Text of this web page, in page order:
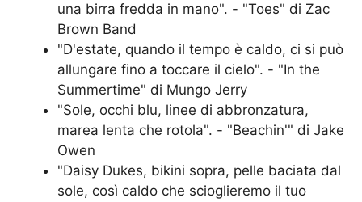
una birra fredda in mano". - "Toes" di Zac
Brown Band
"D'estate, quando il tempo è caldo, ci si può
allungare fino a toccare il cielo". - "In the
Summertime" di Mungo Jerry
"Sole, occhi blu, linee di abbronzatura,
marea lenta che rotola". - "Beachin'" di Jake
Owen
"Daisy Dukes, bikini sopra, pelle baciata dal
sole, così caldo che scioglieremo il tuo